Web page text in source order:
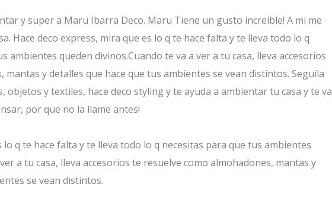
y super a Maru Ibarra Deco. Maru Tiene un gusto increíble! A mi me
Hace deco express, mira que es lo q te hace falta y te lleva todo lo q
ambientes queden divinos.Cuando te va a ver a tu casa, lleva accesorios
mantas y detalles que hace que tus ambientes se vean distintos. Seguila
objetos y textiles, hace deco styling y te ayuda a ambientar tu casa y te va
por que no la llame antes!
lo q te hace falta y te lleva todo lo q necesitas para que tus ambientes
a tu casa, lleva accesorios te resuelve como almohadones, mantas y
se vean distintos.